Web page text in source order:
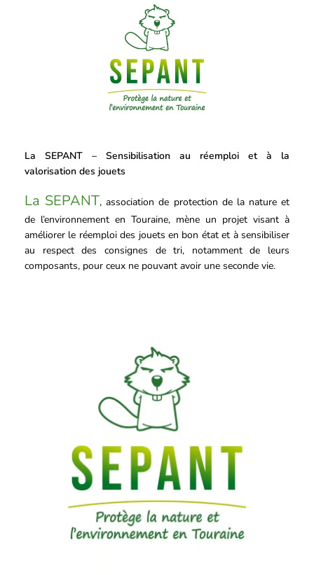
La SEPANT – Sensibilisation au réemploi et à la
valorisation des jouets
La SEPANT, association de protection de la nature et
de l’environnement en Touraine, mène un projet visant à
améliorer le réemploi des jouets en bon état et à sensibiliser
au respect des consignes de tri, notamment de leurs
composants, pour ceux ne pouvant avoir une seconde vie.